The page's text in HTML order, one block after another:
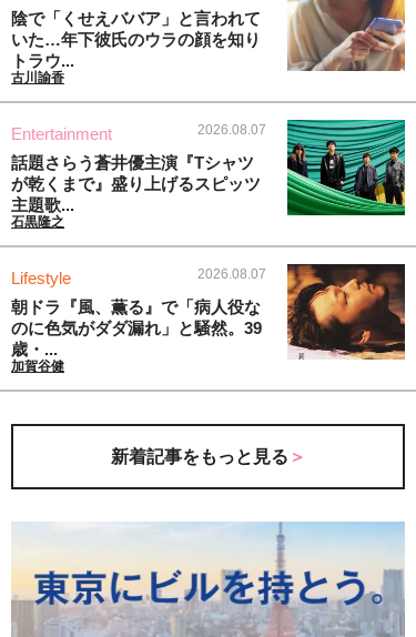
陰で「くせえババア」と言われて
いた…年下彼氏のウラの顔を知り
トラウ...
古川諭香
Entertainment 2026.08.07
話題さらう蒼井優主演『Tシャツ
が乾くまで』盛り上げるスピッツ
主題歌...
石黒隆之
Lifestyle 2026.08.07
朝ドラ『風、薫る』で「病人役な
のに色気がダダ漏れ」と騒然。39
歳・...
加賀谷健
新着記事をもっと見る